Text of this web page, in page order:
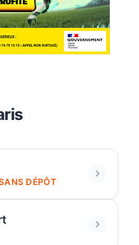
DÉPÔT